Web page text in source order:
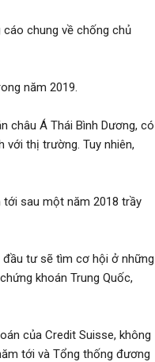
cáo chung về chống chủ
năm 2019.
châu Á Thái Bình Dương, có
với thị trường. Tuy nhiên,
sau một năm 2018 trầy
đầu tư sẽ tìm cơ hội ở những
khoán Trung Quốc,
của Credit Suisse, không
tới và Tổng thống đương